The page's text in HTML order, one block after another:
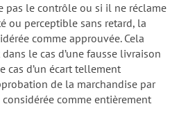
pas le contrôle ou si il ne réclame
ou perceptible sans retard, la
comme approuvée. Cela
le cas d’une fausse livraison
cas d’un écart tellement
de la marchandise par
considérée comme entièrement